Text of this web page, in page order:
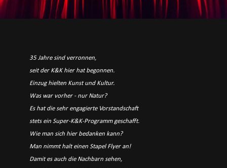
35 Jahre sind verronnen,
seit der K&K hier hat begonnen.
Einzug hielten Kunst und Kultur.
Was war vorher - nur Natur?
Es hat die sehr engagierte Vorstandschaft
stets ein Super-K&K-Programm geschafft.
Wie man sich hier bedanken kann?
Man nimmt halt einen Stapel Flyer an!
Damit es auch die Nachbarn sehen,